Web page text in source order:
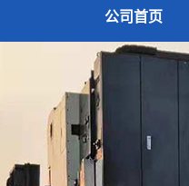
公司首页